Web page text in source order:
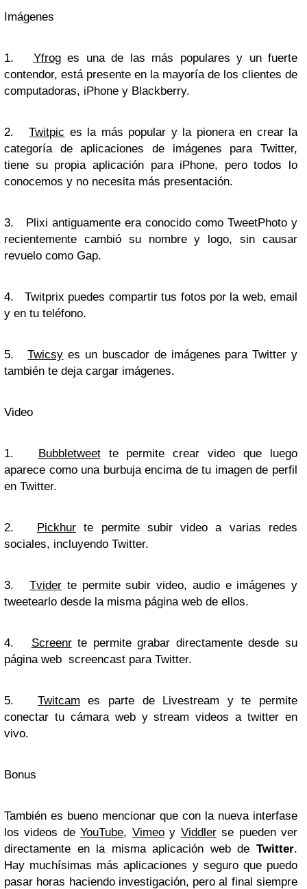
Imágenes
1. Yfroges una de las más populares y un fuerte
contendor, está presente en la mayoría de los clientes de
computadoras, iPhone y Blackberry.
2.Twitpic es la más popular y la pionera en crear la
categoría de aplicaciones de imágenes para Twitter,
tiene su propia aplicación para iPhone, pero todos lo
conocemos y no necesita más presentación.
3. Plixi antiguamente era conocido como TweetPhoto y
recientemente cambió su nombre y logo, sin causar
revuelo como Gap.
4. Twitprix puedes compartir tus fotos por la web, email
y en tu teléfono.
5.Twicsy es un buscador de imágenes para Twitter y
también te deja cargar imágenes.
Video
1. Bubbletweette permite crear video que luego
aparece como una burbuja encima de tu imagen de perfil
en Twitter.
2. Pickhurte permite subir video a varias redes
sociales, incluyendo Twitter.
3.Tvider te permite subir video, audio e imágenes y
tweetearlo desde la misma página web de ellos.
4. Screenrte permite grabar directamente desde su
página web screencast para Twitter.
5. Twitcam es parte de Livestream y te permite
conectar tu cámara web y stream videos a twitter en
vivo.
Bonus
También es bueno mencionar que con la nueva interfase
los videos deYouTube, Vimeoy Viddlerse pueden ver
directamente en la misma aplicación web de Twitter.
Hay muchísimas más aplicaciones y seguro que puedo
pasar horas haciendo investigación, pero al final siempre